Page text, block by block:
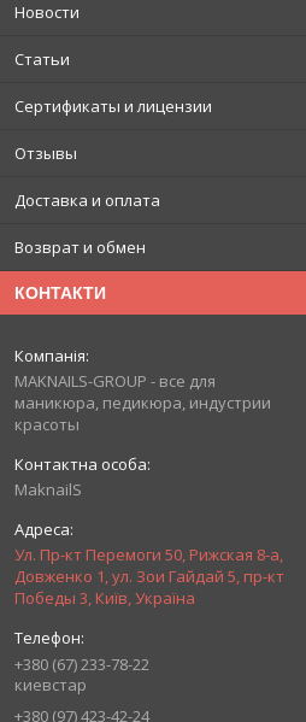
Новости
Статьи
Сертификаты и лицензии
Отзывы
Доставка и оплата
Возврат и обмен
КОНТАКТИ
MAKNAILS-GROUP - все для
маникюра, педикюра, индустрии
красоты
MaknailS
Ул. Пр-кт Перемоги 50, Рижская 8-а,
Довженко 1, ул. Зои Гайдай 5, пр-кт
Победы 3, Київ, Україна
+380 (67) 233-78-22
киевстар
+380 (97) 423-42-24